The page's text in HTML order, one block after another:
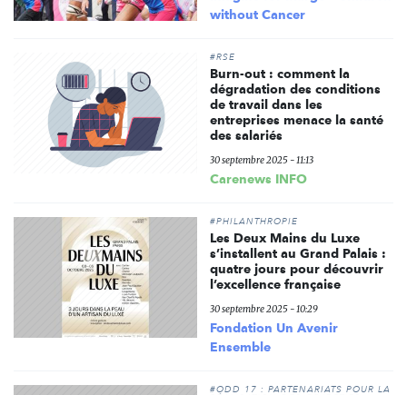
without Cancer
#RSE
Burn-out : comment la
dégradation des conditions
de travail dans les
entreprises menace la santé
des salariés
30 septembre 2025 - 11:13
Carenews INFO
#PHILANTHROPIE
Les Deux Mains du Luxe
s’installent au Grand Palais :
quatre jours pour découvrir
l’excellence française
30 septembre 2025 - 10:29
Fondation Un Avenir
Ensemble
#ODD 17 : PARTENARIATS POUR LA